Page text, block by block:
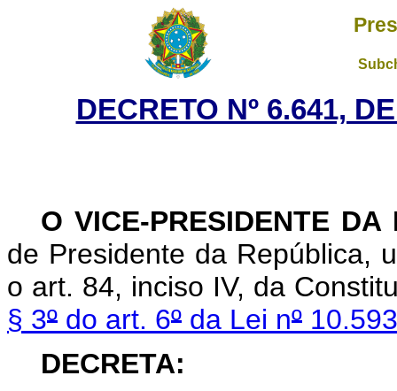
DECRETO Nº 6.641,
O VICE-PRESIDENTE DA
de Presidente da República,
o art. 84, inciso IV, da
§ 3º do art. 6º da Lei nº
DECRETA: